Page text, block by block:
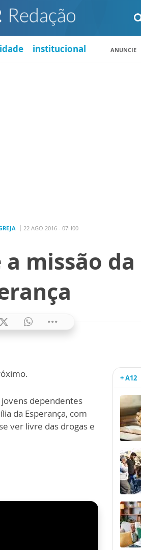
institucional ANUNCIE
22 AGO 2016 - 07H00
missão
jovens dependentes
da Esperança, com
ver livre das drogas e
+ A12